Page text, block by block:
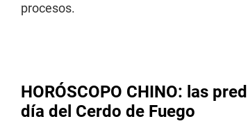
procesos.
HORÓSCOPO CHINO: las
día del Cerdo de Fuego